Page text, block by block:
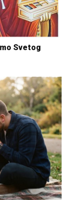
Svetog